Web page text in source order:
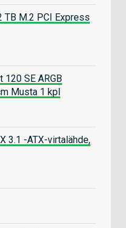
TB M.2 PCI Express
120 SE ARGB
Musta 1 kpl
3.1 -ATX-virtalähde,